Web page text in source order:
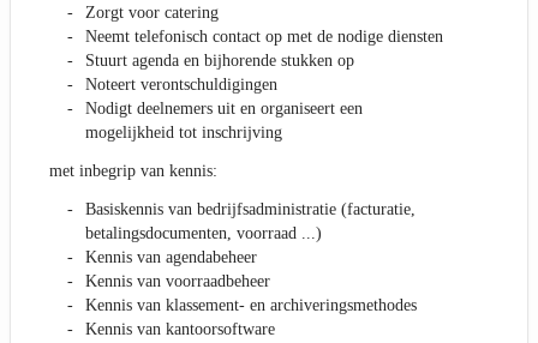
Zorgt voor catering
Neemt telefonisch contact op met de nodige diensten
Stuurt agenda en bijhorende stukken op
Noteert verontschuldigingen
Nodigt deelnemers uit en organiseert een
mogelijkheid tot inschrijving
met inbegrip van kennis:
Basiskennis van bedrijfsadministratie (facturatie,
betalingsdocumenten, voorraad ...)
Kennis van agendabeheer
Kennis van voorraadbeheer
Kennis van klassement- en archiveringsmethodes
Kennis van kantoorsoftware